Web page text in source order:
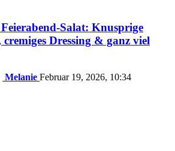
Salat: Knusprige
Dressing & ganz viel
Melanie Februar 19, 2026, 10:34